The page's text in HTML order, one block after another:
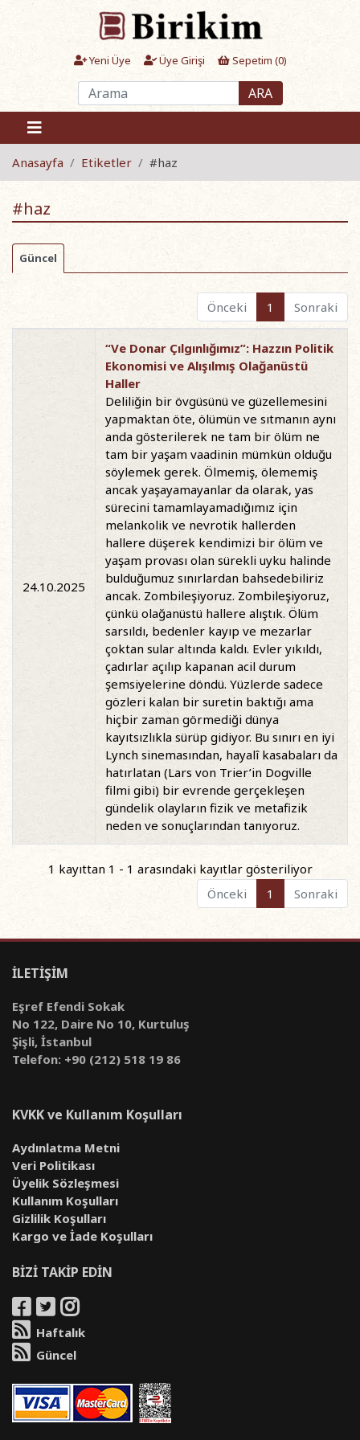
Yeni Üye Üye Girişi Sepetim (0)
ARA
Anasayfa Etiketler #haz
#haz
Güncel
Önceki 1 Sonraki
24.10.2025
“Ve Donar Çılgınlığımız”: Hazzın Politik
Ekonomisi ve Alışılmış Olağanüstü
Haller
Deliliğin bir övgüsünü ve güzellemesini
yapmaktan öte, ölümün ve sıtmanın aynı
anda gösterilerek ne tam bir ölüm ne
tam bir yaşam vaadinin mümkün olduğu
söylemek gerek. Ölmemiş, ölememiş
ancak yaşayamayanlar da olarak, yas
sürecini tamamlayamadığımız için
melankolik ve nevrotik hallerden
hallere düşerek kendimizi bir ölüm ve
yaşam provası olan sürekli uyku halinde
bulduğumuz sınırlardan bahsedebiliriz
ancak. Zombileşiyoruz. Zombileşiyoruz,
çünkü olağanüstü hallere alıştık. Ölüm
sarsıldı, bedenler kayıp ve mezarlar
çoktan sular altında kaldı. Evler yıkıldı,
çadırlar açılıp kapanan acil durum
şemsiyelerine döndü. Yüzlerde sadece
gözleri kalan bir suretin baktığı ama
hiçbir zaman görmediği dünya
kayıtsızlıkla sürüp gidiyor. Bu sınırı en iyi
Lynch sinemasından, hayalî kasabaları da
hatırlatan (Lars von Trier’in Dogville
filmi gibi) bir evrende gerçekleşen
gündelik olayların fizik ve metafizik
neden ve sonuçlarından tanıyoruz.
1 kayıttan 1 - 1 arasındaki kayıtlar gösteriliyor
Önceki
1 Sonraki
İLETİŞİM
Eşref Efendi Sokak
No 122, Daire No 10, Kurtuluş
Şişli, İstanbul
Telefon: +90 (212) 518 19 86
KVKK ve Kullanım Koşulları
Aydınlatma Metni
Veri Politikası
Üyelik Sözleşmesi
Kullanım Koşulları
Gizlilik Koşulları
Kargo ve İade Koşulları
BİZİ TAKİP EDİN
Haftalık
Güncel